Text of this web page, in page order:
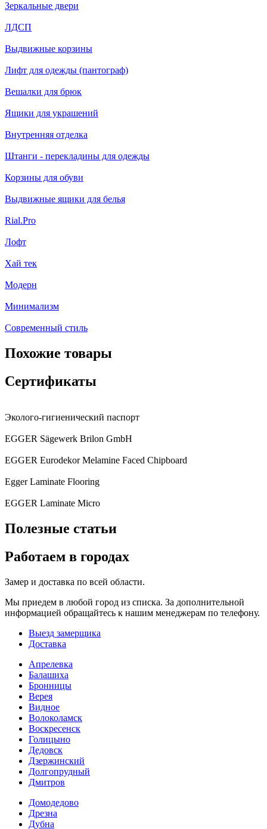
Зеркальные двери
ЛДСП
Выдвижные корзины
Лифт для одежды (пантограф)
Вешалки для брюк
Ящики для украшений
Внутренняя отделка
Штанги - перекладины для одежды
Корзины для обуви
Выдвижные ящики для белья
Rial.Pro
Лофт
Хай тек
Модерн
Минимализм
Современный стиль
Похожие товары
Сертификаты
Эколого-гигиенический паспорт
EGGER Sägewerk Brilon GmbH
EGGER Eurodekor Melamine Faced Chipboard
Egger Laminate Flooring
EGGER Laminate Micro
Полезные статьи
Работаем в городах
Замер и доставка по всей области.
Мы приедем в любой город из списка. За дополнительной
информацией обращайтесь к нашим менеджерам по телефону.
Выезд замерщика
Доставка
Апрелевка
Балашиха
Бронницы
Верея
Видное
Волоколамск
Воскресенск
Голицыно
Дедовск
Дзержинский
Долгопрудный
Дмитров
Домодедово
Дрезна
Дубна